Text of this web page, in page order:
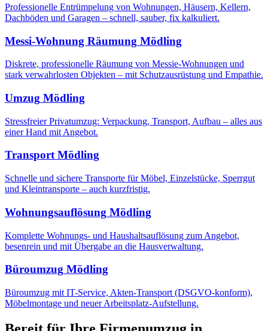
Professionelle Entrümpelung von Wohnungen, Häusern, Kellern,
Dachböden und Garagen – schnell, sauber, fix kalkuliert.
Messi-Wohnung Räumung Mödling
Diskrete, professionelle Räumung von Messie-Wohnungen und
stark verwahrlosten Objekten – mit Schutzausrüstung und Empathie.
Umzug Mödling
Stressfreier Privatumzug: Verpackung, Transport, Aufbau – alles aus
einer Hand mit Angebot.
Transport Mödling
Schnelle und sichere Transporte für Möbel, Einzelstücke, Sperrgut
und Kleintransporte – auch kurzfristig.
Wohnungsauflösung Mödling
Komplette Wohnungs- und Haushaltsauflösung zum Angebot,
besenrein und mit Übergabe an die Hausverwaltung.
Büroumzug Mödling
Büroumzug mit IT-Service, Akten-Transport (DSGVO-konform),
Möbelmontage und neuer Arbeitsplatz-Aufstellung.